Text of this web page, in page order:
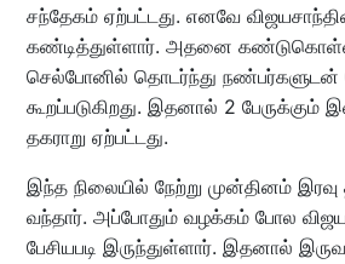
சந்தேகம் ஏற்பட்டது. எனவே
கண்டித்துள்ளார். அதனை
செல்போனில் தொடர்ந்து நண்பர்களுடன்
கூறப்படுகிறது. இதனால் 2 பேருக்கும்
தகராறு ஏற்பட்டது.
இந்த நிலையில் நேற்று முன்தினம்
வந்தார். அப்போதும் வழக்கம் போல
பேசியபடி இருந்துள்ளார். இதனால்